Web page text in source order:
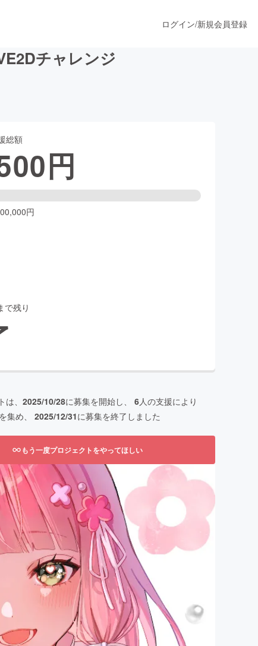
ファッション
ログイン/新規会員登録
チャレンジ
総額
円
円
で残り
、 2025/10/28に募集を開始し、 6人の支援により
集め、 2025/12/31に募集を終了しました
もう一度プロジェクトをやってほしい